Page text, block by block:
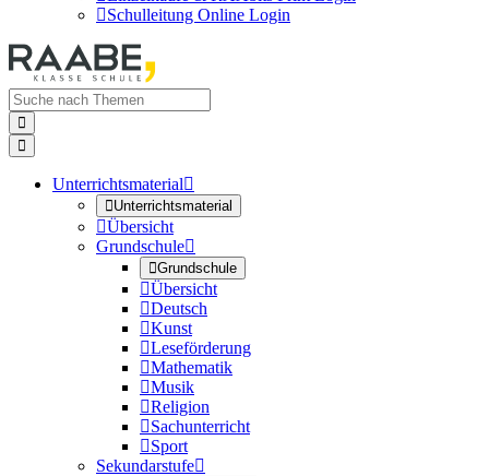
Schulleitung Online Login


Unterrichtsmaterial
Unterrichtsmaterial
Übersicht
Grundschule
Grundschule
Übersicht
Deutsch
Kunst
Leseförderung
Mathematik
Musik
Religion
Sachunterricht
Sport
Sekundarstufe